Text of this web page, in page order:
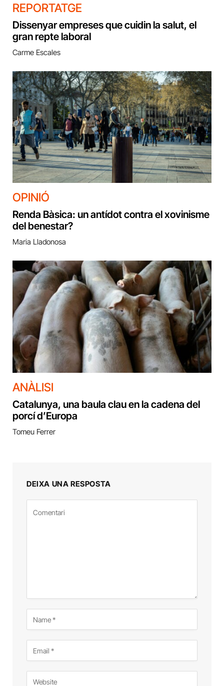
REPORTATGE
Dissenyar empreses que cuidin la salut, el
gran repte laboral
Carme Escales
OPINIÓ
Renda Bàsica: un antídot contra el xovinisme
del benestar?
Maria Lladonosa
ANÀLISI
Catalunya, una baula clau en la cadena del
porcí d’Europa
Tomeu Ferrer
DEIXA UNA RESPOSTA